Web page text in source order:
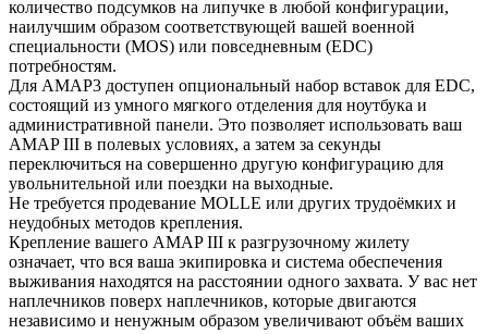
количество подсумков на липучке в любой конфигурации,
наилучшим образом соответствующей вашей военной
специальности (MOS) или повседневным (EDC)
потребностям.
Для AMAP3 доступен опциональный набор вставок для EDC,
состоящий из умного мягкого отделения для ноутбука и
административной панели. Это позволяет использовать ваш
AMAP III в полевых условиях, а затем за секунды
переключиться на совершенно другую конфигурацию для
увольнительной или поездки на выходные.
Не требуется продевание MOLLE или других трудоёмких и
неудобных методов крепления.
Крепление вашего AMAP III к разгрузочному жилету
означает, что вся ваша экипировка и система обеспечения
выживания находятся на расстоянии одного захвата. У вас нет
наплечников поверх наплечников, которые двигаются
независимо и ненужным образом увеличивают объём ваших